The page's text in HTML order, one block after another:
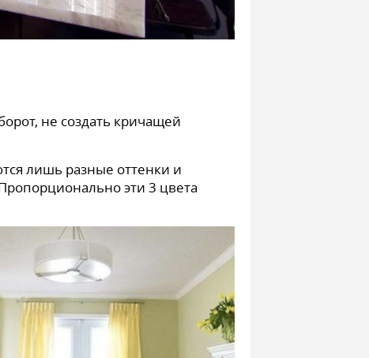
не создать кричащей
лишь разные оттенки и
эти 3 цвета